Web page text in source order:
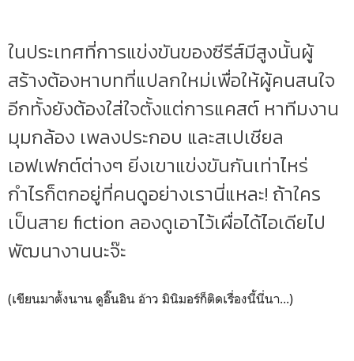
ในประเทศที่การแข่งขันของซีรีส์มีสูงนั้นผู้
สร้างต้องหาบทที่แปลกใหม่เพื่อให้ผู้คนสนใจ
อีกทั้งยังต้องใส่ใจตั้งแต่การแคสต์ หาทีมงาน
มุมกล้อง เพลงประกอบ และสเปเชียล
เอฟเฟกต์ต่างๆ ยิ่งเขาแข่งขันกันเท่าไหร่
กำไรก็ตกอยู่ที่คนดูอย่างเรานี่แหละ! ถ้าใคร
เป็นสาย fiction ลองดูเอาไว้เผื่อได้ไอเดียไป
พัฒนางานนะจ๊ะ
(เขียนมาตั้งนาน ดูอิ๊นอิน อ้าว มินิมอร์ก็ติดเรื่องนี้นี่นา...)